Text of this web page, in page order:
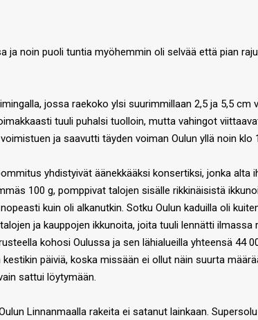
noin puoli tuntia myöhemmin oli selvää että pian
jossa raekoko ylsi suurimmillaan 2,5 ja 5,5 cm
tuuli puhalsi tuolloin, mutta vahingot
ja saavutti täyden voiman Oulun yllä noin klo
yhdistyivät äänekkääksi konsertiksi, jonka alta
100 g, pomppivat talojen sisälle rikkinäisistä
kuin oli alkanutkin. Sotku Oulun kaduilla oli
ja kauppojen ikkunoita, joita tuuli lennätti ilmassa
kohosi Oulussa ja sen lähialueilla yhteensä 44
päiviä, koska missään ei ollut näin suurta
sattui löytymään.
Linnanmaalla rakeita ei satanut lainkaan.